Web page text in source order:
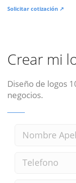
Solicitar cotización ↗
Crear mi
Diseño de logos
negocios.